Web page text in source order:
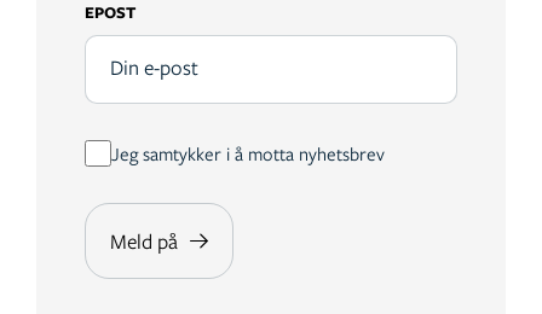
EPOST
Jeg samtykker i å motta nyhetsbrev